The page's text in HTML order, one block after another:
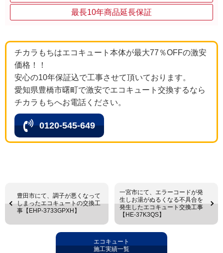
最長10年商品延長保証
チカラもちはエコキュート本体が最大77％OFFの激安
価格！！
安心の10年保証込で工事させて頂いております。
愛知県豊橋市曙町で激安でエコキュート交換するなら
チカラもちへお電話ください。
0120-545-649
豊田市にて、調子が悪くなって
しまったエコキュートの交換工
事【EHP-3733GPXH】
一宮市にて、エラーコードが発
生しお湯がぬるくなる不具合を
発生したエコキュート交換工事
【HE-37K3QS】
エコキュート
施工実績一覧